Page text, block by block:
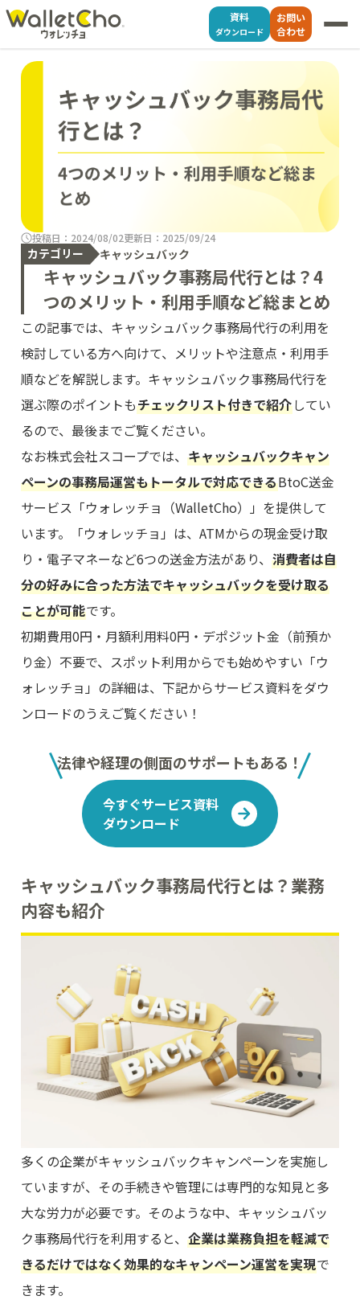
資料
ダウンロード
お問い
合わせ
キャッシュバック事務局代行とは？4
つのメリット・利用手順など総まとめ
投稿日：2024/08/02更新日：2025/09/24
カテゴリー キャッシュバック
この記事では、キャッシュバック事務局代行の利用を
検討している方へ向けて、メリットや注意点・利用手
順などを解説します。キャッシュバック事務局代行を
選ぶ際のポイントもチェックリスト付きで紹介してい
るので、最後までご覧ください。
なお株式会社スコープでは、キャッシュバックキャン
ペーンの事務局運営もトータルで対応できるBtoC送金
サービス「ウォレッチョ（WalletCho）」を提供して
います。「ウォレッチョ」は、ATMからの現金受け取
り・電子マネーなど6つの送金方法があり、消費者は自
分の好みに合った方法でキャッシュバックを受け取る
ことが可能です。
初期費用0円・月額利用料0円・デポジット金（前預か
り金）不要で、スポット利用からでも始めやすい「ウ
ォレッチョ」の詳細は、下記からサービス資料をダウ
ンロードのうえご覧ください！
法律や経理の側面のサポートもある！
今すぐサービス資料
ダウンロード
キャッシュバック事務局代行とは？業務
内容も紹介
多くの企業がキャッシュバックキャンペーンを実施し
ていますが、その手続きや管理には専門的な知見と多
大な労力が必要です。そのような中、キャッシュバッ
ク事務局代行を利用すると、企業は業務負担を軽減で
きるだけではなく効果的なキャンペーン運営を実現で
きます。